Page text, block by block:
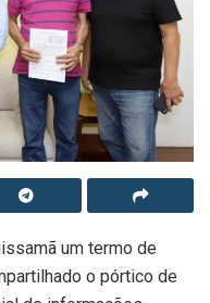
um termo de
o pórtico de